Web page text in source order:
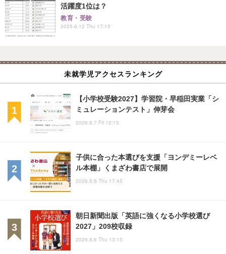
活躍度1位は？
教育・受験
2025.6.12 Thu 17:15
未就学児アクセスランキング
【小学校受験2027】学習院・早稲田実業「シ
ミュレーションテスト」伸芽会
2026.8.7 Fri 12:15
子供に合った本選びを支援「ヨンデミーレベ
ル本棚」くまざわ書店で展開
2026.8.6 Thu 17:45
朝日新聞出版「英語に強くなる小学校選び
2027」209校収録
2026.8.6 Thu 13:15